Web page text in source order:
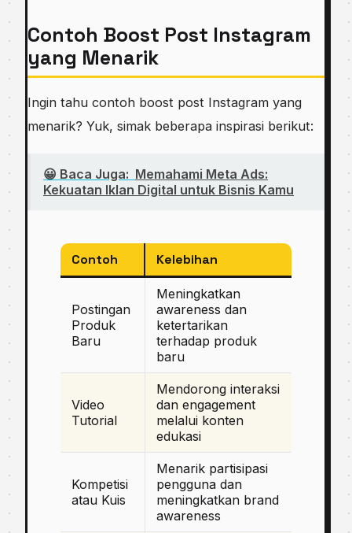
Contoh Boost Post Instagram
yang Menarik
Ingin tahu contoh boost post Instagram yang
menarik? Yuk, simak beberapa inspirasi berikut:
😀 Baca Juga: Memahami Meta Ads:
Kekuatan Iklan Digital untuk Bisnis Kamu
Contoh Kelebihan
Postingan
Produk
Baru
Meningkatkan
awareness dan
ketertarikan
terhadap produk
baru
Video
Tutorial
Mendorong interaksi
dan engagement
melalui konten
edukasi
Kompetisi
atau Kuis
Menarik partisipasi
pengguna dan
meningkatkan brand
awareness